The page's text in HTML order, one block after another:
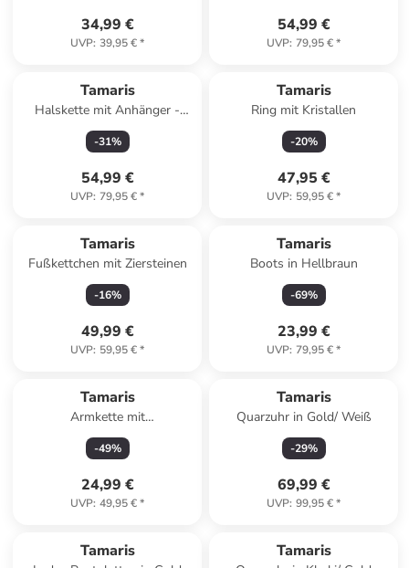
34,99 €
UVP: 39,95 €*
54,99 €
UVP: 79,95 €*
Tamaris
Halskette mit Anhänger -
(L)50 cm
-31%
54,99 €
UVP: 79,95 €*
Tamaris
Ring mit Kristallen
-20%
47,95 €
UVP: 59,95 €*
Tamaris
Fußkettchen mit Ziersteinen
-16%
49,99 €
UVP: 59,95 €*
Tamaris
Boots in Hellbraun
-69%
23,99 €
UVP: 79,95 €*
Tamaris
Armkette mit
Schmuckelementen
-49%
24,99 €
UVP: 49,95 €*
Tamaris
Quarzuhr in Gold/ Weiß
-29%
69,99 €
UVP: 99,95 €*
Tamaris Tamaris